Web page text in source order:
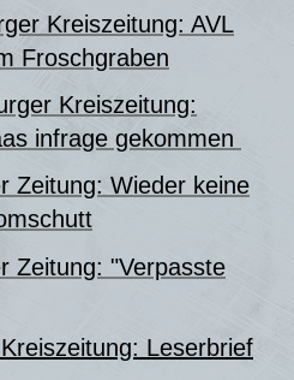
Kreiszeitung: AVL
Froschgraben
Kreiszeitung:
infrage gekommen
Zeitung: Wieder keine
Zeitung: "Verpasste
Leserbrief